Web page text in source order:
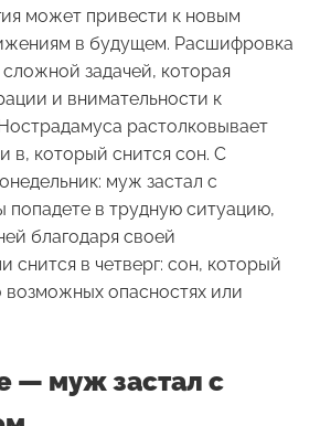
может привести к новым
в будущем. Расшифровка
задачей, которая
и внимательности к
растолковывает
в, который снится сон. С
муж застал с
в трудную ситуацию,
благодаря своей
снится в четверг: сон, который
опасностях или
— муж застал с